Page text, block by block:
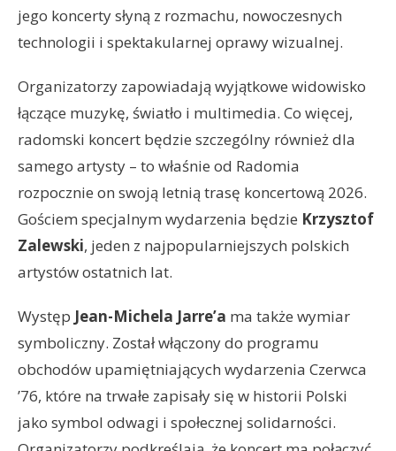
jego koncerty słyną z rozmachu, nowoczesnych
technologii i spektakularnej oprawy wizualnej.
Organizatorzy zapowiadają wyjątkowe widowisko
łączące muzykę, światło i multimedia. Co więcej,
radomski koncert będzie szczególny również dla
samego artysty – to właśnie od Radomia
rozpocznie on swoją letnią trasę koncertową 2026.
Gościem specjalnym wydarzenia będzie Krzysztof
Zalewski, jeden z najpopularniejszych polskich
artystów ostatnich lat.
Występ Jean-Michela Jarre’a ma także wymiar
symboliczny. Został włączony do programu
obchodów upamiętniających wydarzenia Czerwca
’76, które na trwałe zapisały się w historii Polski
jako symbol odwagi i społecznej solidarności.